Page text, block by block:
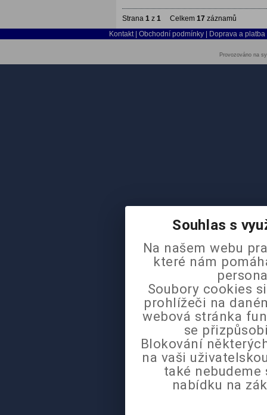
Strana 1 z 1 Celkem 17 záznamů
Kontakt
Obchodní podmínky Doprava a platba
Provozováno na
Souhlas s
Na našem webu
které nám
Soubory cookies
prohlížeči na
webová stránka
se
Blokování
na vaši
také
nabídku na